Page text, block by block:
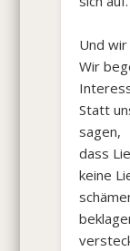
Und
Wir
Statt
sagen,
dass
keine